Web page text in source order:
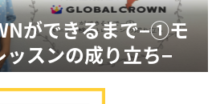
ができるまで−①モ
スンの成り立ち−